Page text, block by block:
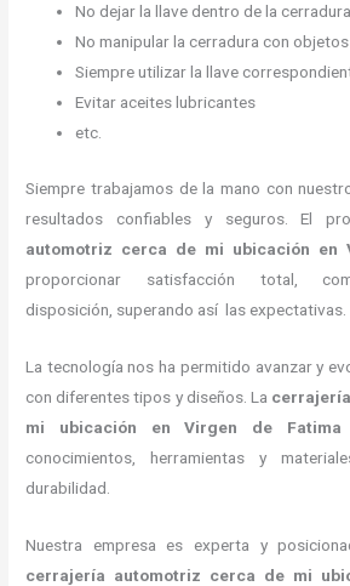
No dejar la llave dentro de la cerradura
No manipular la cerradura con
Siempre utilizar la llave
Evitar aceites lubricantes
etc.
Siempre trabajamos de la mano con
resultados confiables y seguros. El
automotriz cerca de mi ubicación en
proporcionar satisfacción total,
disposición, superando así las expectativas.
La tecnología nos ha permitido avanzar y
con diferentes tipos y diseños. La
mi ubicación en Virgen de Fatima
conocimientos, herramientas y
durabilidad.
Nuestra empresa es experta y
cerrajería automotriz cerca de mi